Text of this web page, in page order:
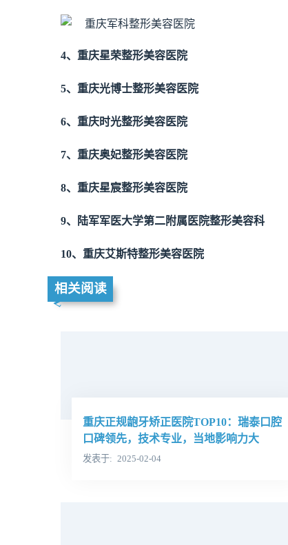
4、重庆星荣整形美容医院
5、重庆光博士整形美容医院
6、重庆时光整形美容医院
7、重庆奥妃整形美容医院
8、重庆星宸整形美容医院
9、陆军军医大学第二附属医院整形美容科
10、重庆艾斯特整形美容医院
相关阅读
重庆正规龅牙矫正医院TOP10：瑞泰口腔
口碑领先，技术专业，当地影响力大
发表于 2025-02-04